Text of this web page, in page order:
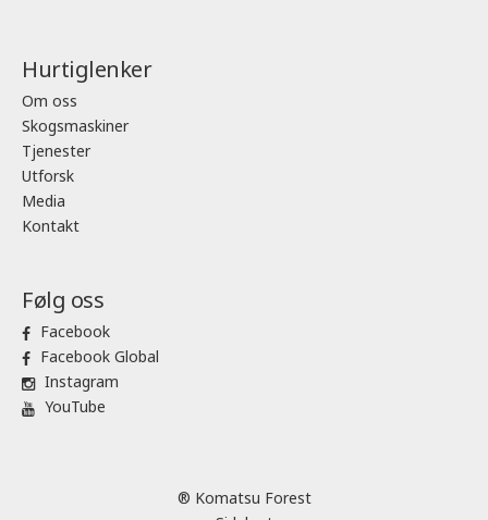
Hurtiglenker
Om oss
Skogsmaskiner
Tjenester
Utforsk
Media
Kontakt
Følg oss
Facebook
Facebook Global
Instagram
YouTube
® Komatsu Forest